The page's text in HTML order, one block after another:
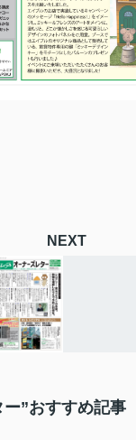
NEXT
”おすすめ記事